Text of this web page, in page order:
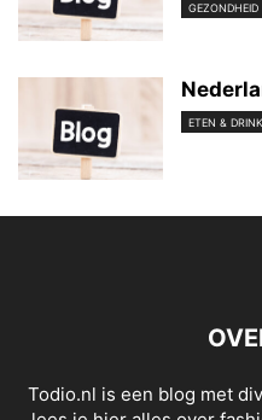
GEZONDHEID
ETEN &
Todio.nl is een blog met